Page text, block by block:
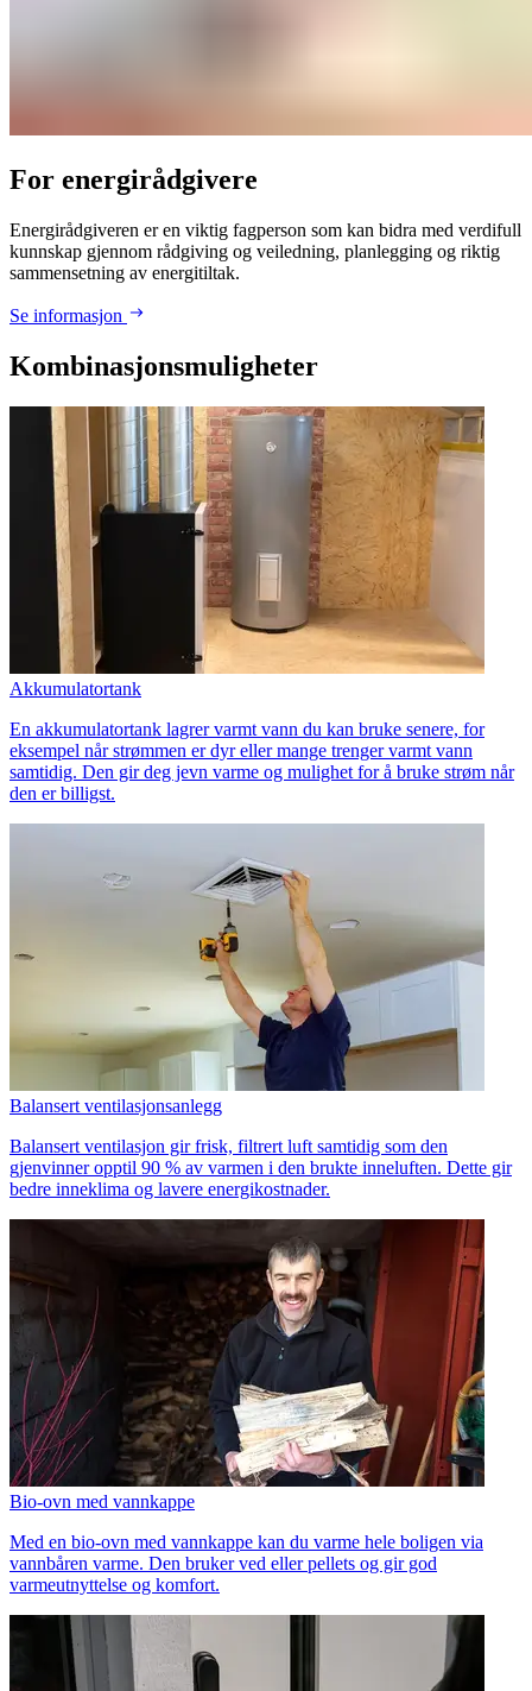
For energirådgivere
Energirådgiveren er en viktig fagperson som kan bidra med verdifull
kunnskap gjennom rådgiving og veiledning, planlegging og riktig
sammensetning av energitiltak.​​​​‌ ‍ ​‍​‍‌‍ ‌ ​‍‌‍‍‌‌‍‌ ‌‍‍‌‌‍ ‍​‍​‍​ ‍‍​‍​‍‌ ​ ‌‍​‌‌‍ ‍‌‍‍‌‌ ‌​‌ ‍‌​‍ ‍‌‍‍‌‌‍ ​‍​‍​‍ ​​‍​‍‌‍‍​‌ ​‍‌‍‌‌‌‍‌‍​‍​‍​ ‍‍​‍​‍​‍‌​​‍‍​‌‍ ‍‌‍‌‌‌ ‍​‌ ‌​‌‌​​‌ ‌‌‌‍​‍‌‍ ​‌‍‍‌‌‍​ ‌‌​ ‌‍​‌‌‍ ‍‌‍‍‌‌ ‌​‌ ‍‌‌‌​ ‌ ‌​‌ ‌‌‌‍‌​‌‍‍‌‌‍ ‌‌‌‌‌ ​‍‌‍ ​​‍‍‌​‍ ‌‍‍‌‌‍ ‍‌ ‌​‌‍‌‌‌‍ ‍‌ ‌​​‍ ‌‍‌‌‌‍‌​‌‍‍‌‌ ‌​​‍ ‌‍ ‌‌‍ ‌‍‌​‌‍‌‌​ ‌‌ ​​‌ ​‍‌‍‌‌‌ ​ ‌‍‌‌‌‍ ‍‌ ‌​‌‍​‌‌ ‌​‌‍‍‌‌‍ ‌‍ ‍​ ‍ ‌‍‍‌‌‍‌​​ ‌​ ‌‌‌‍‌‍​ ​‍​ ​ ​ ​​‌‍​ ​ ​​​ ‍‌​‍ ‌​ ​​​ ‌‌‌‍​ ‌‍​‌​‍ ‌​ ‌​​ ‌​‌‍​‍‌‍​‍​‍ ‌​ ‍​​ ​‍​ ​​​ ‍​​‍ ‌‌‍‌‍‌‍​‍​ ‍‌​ ​​​ ‌ ‌‍​‍‌‍‌‌‌‍‌‌​ ​​‌‍‌‌​ ‍‌‌‍​‍​ ‍ ‌ ‌​‌ ‍‌‌ ​​‌‍‌‌​ ‌‌ ​​‌‍​‌‌‍‌ ‌‍‌‌​‍ ‍‌‍ ​‌‍​‌‌‍ ‍‌‍‌​‌‍‍‌‌‍ ‍‌‍‌ ​ ‍ ‌ ​​‌‍​‌‌ ‌​‌‍‍​​ ‌‌‍‍‌‌‍ ‍‌‍‌ ‌ ​‍‌‍‌‌‌ ​ ‌ ​ ​‍‌‌​ ‌‌‌​​‍‌‌ ‌‍‍ ‌‍‌‌‌ ‍‌​‍‌‌​ ​ ‌​‌​​‍‌‌​ ​ ‌​‌​​‍‌‌​ ​‍​ ​‍​ ​‌‌‍​‍​ ‌‍‌‍​‌​ ​ ‌‍​ ​ ‌ ​ ​​​ ‍‌​ ‌​‌‍​‍‌‍‌​​‍‌‌​ ​‍​ ​‍​‍‌‌​ ‌‌‌​‌​​‍ ‍‌‍​ ‌‍‍​‌‍‍‌‌‍ ​‌‍‌​‌ ​‍‌‍‌‌‌‍ ‍​‍‌‌​ ‌‌‌​​‍‌‌ ‌‍‍ ‌‍‌‌‌ ‍‌​‍‌‌​ ​ ‌​‌​​‍‌‌​ ​ ‌​‌​​‍‌‌​ ​‍​ ​‍​ ‌ ​ ‌ ‌‍​‍‌‍‌‌​ ‍‌​ ​ ‌‍​‌​ ‍‌‌‍​‌​ ​‌​ ‌ ​ ​​​‍‌‌​ ​‍​ ​‍​‍‌‌​ ‌‌‌​‌​​‍ ‍‌ ‌​‌‍‌‌‌ ‍​‌ ‌​​ ‌‍​‍‌‍​‌‌ ​ ‌‍‌‌‌‌‌‌‌ ​‍‌‍ ​​ ‌​‍‌‌​ ​‍​ ‌​​‍‌‌​ ​‍​ ‍​‌‍ ‍‌‍‌‌‌ ‍​‌ ‌​‌‌​​‌ ‌‌‌‍​‍‌‍ ​‌‍‍‌‌‍​ ‌‌​ ‌‍​‌‌‍ ‍‌‍‍‌‌ ‌​‌ ‍‌‌‌​ ‌ ‌​‌ ‌‌‌‍‌​‌‍‍‌‌‍ ‌‌‌‌‌ ​‍‌‍ ​​‍‌‌​ ​‍​ ‍‌​‍‌‍‌‍‍‌‌‍‌​​ ‌​ ‌‌‌‍‌‍​ ​‍​ ​ ​ ​​‌‍​ ​ ​​​ ‍‌​‍ ‌​ ​​​ ‌‌‌‍​ ‌‍​‌​‍ ‌​ ‌​​ ‌​‌‍​‍‌‍​‍​‍ ‌​ ‍​​ ​‍​ ​​​ ‍​​‍ ‌‌‍‌‍‌‍​‍​ ‍‌​ ​​​ ‌ ‌‍​‍‌‍‌‌‌‍‌‌​ ​​‌‍‌‌​ ‍‌‌‍​‍​‍‌‍‌ ‌​‌ ‍‌‌ ​​‌‍‌‌​ ‌‌ ​​‌‍​‌‌‍‌ ‌‍‌‌​‍ ‍‌‍ ​‌‍​‌‌‍ ‍‌‍‌​‌‍‍‌‌‍ ‍‌‍‌ ​‍‌‍‌ ​​‌‍​‌‌ ‌​‌‍‍​​ ‌‌‍‍‌‌‍ ‍‌‍‌ ‌ ​‍‌‍‌‌‌ ​ ‌ ​ ​‍‌‌​ ‌‌‌​​‍‌‌ ‌‍‍ ‌‍‌‌‌ ‍‌​‍‌‌​ ​ ‌​‌​​‍‌‌​ ​ ‌​‌​​‍‌‌​ ​‍​ ​‍​ ​‌‌‍​‍​ ‌‍‌‍​‌​ ​ ‌‍​ ​ ‌ ​ ​​​ ‍‌​ ‌​‌‍​‍‌‍‌​​‍‌‌​ ​‍​ ​‍​‍‌‌​ ‌‌‌​‌​​‍ ‍‌‍​ ‌‍‍​‌‍‍‌‌‍ ​‌‍‌​‌ ​‍‌‍‌‌‌‍ ‍​‍‌‌​ ‌‌‌​​‍‌‌ ‌‍‍ ‌‍‌‌‌ ‍‌​‍‌‌​ ​ ‌​‌​​‍‌‌​ ​ ‌​‌​​‍‌‌​ ​‍​ ​‍​ ‌ ​ ‌ ‌‍​‍‌‍‌‌​ ‍‌​ ​ ‌‍​‌​ ‍‌‌‍​‌​ ​‌​ ‌ ​ ​​​‍‌‌​ ​‍​ ​‍​‍‌‌​ ‌‌‌​‌​​‍ ‍‌ ‌​‌‍‌‌‌ ‍​‌ ‌​​‍​‍‌ ‌
Se informasjon
Kombinasjonsmuligheter
Akkumulatortank
En akkumulatortank lagrer varmt vann du kan bruke senere, for
eksempel når strømmen er dyr eller mange trenger varmt vann
samtidig. Den gir deg jevn varme og mulighet for å bruke strøm når
den er billigst.
Balansert ventilasjonsanlegg
Balansert ventilasjon gir frisk, filtrert luft samtidig som den
gjenvinner opptil 90 % av varmen i den brukte inneluften. Dette gir
bedre inneklima og lavere energikostnader.
Bio-ovn med vannkappe
Med en bio-ovn med vannkappe kan du varme hele boligen via
vannbåren varme. Den bruker ved eller pellets og gir god
varmeutnyttelse og komfort.